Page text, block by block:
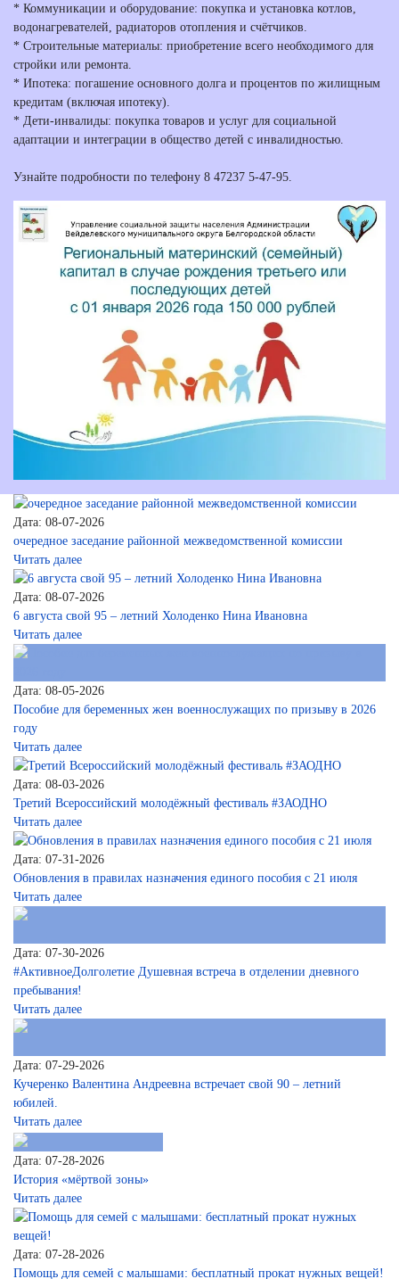
* Коммуникации и оборудование: покупка и установка котлов,
водонагревателей, радиаторов отопления и счётчиков.
* Строительные материалы: приобретение всего необходимого для
стройки или ремонта.
* Ипотека: погашение основного долга и процентов по жилищным
кредитам (включая ипотеку).
* Дети-инвалиды: покупка товаров и услуг для социальной
адаптации и интеграции в общество детей с инвалидностью.
Узнайте подробности по телефону 8 47237 5-47-95.
Дата: 08-07-2026
очередное заседание районной межведомственной комиссии
Читать далее
Дата: 08-07-2026
6 августа свой 95 – летний Холоденко Нина Ивановна
Читать далее
Дата: 08-05-2026
Пособие для беременных жен военнослужащих по призыву в 2026
году
Читать далее
Дата: 08-03-2026
Третий Всероссийский молодёжный фестиваль #ЗАОДНО
Читать далее
Дата: 07-31-2026
Обновления в правилах назначения единого пособия с 21 июля
Читать далее
Дата: 07-30-2026
#АктивноеДолголетие Душевная встреча в отделении дневного
пребывания!
Читать далее
Дата: 07-29-2026
Кучеренко Валентина Андреевна встречает свой 90 – летний
юбилей.
Читать далее
Дата: 07-28-2026
История «мёртвой зоны»
Читать далее
Дата: 07-28-2026
Помощь для семей с малышами: бесплатный прокат нужных вещей!